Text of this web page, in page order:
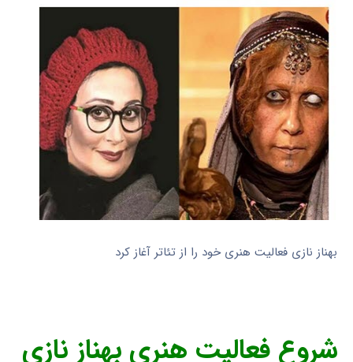
بهناز نازی فعالیت هنری خود را از تئاتر آغاز کرد
شروع فعالیت هنری بهناز نازی